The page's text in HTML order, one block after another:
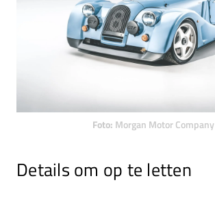
Foto: Morgan Motor Company
Details om op te letten